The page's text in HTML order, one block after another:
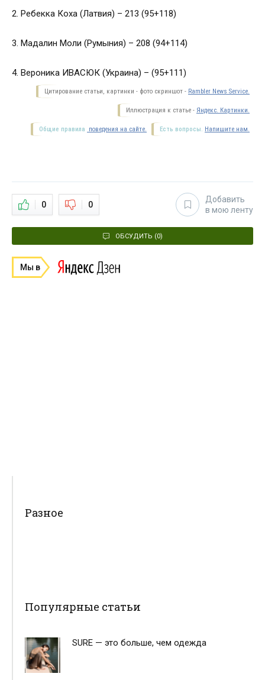
2. Ребекка Коха (Латвия) – 213 (95+118)
3. Мадалин Моли (Румыния) – 208 (94+114)
4. Вероника ИВАСЮК (Украина) – (95+111)
Цитирование статьи, картинки - фото скриншот - Rambler News Service.
Иллюстрация к статье - Яндекс. Картинки.
Есть вопросы. Напишите нам.
Общие правила поведения на сайте.
0 0
Добавить
в мою ленту
ОБСУДИТЬ (0)
Мы в
Разное
Популярные статьи
SURE — это больше, чем одежда